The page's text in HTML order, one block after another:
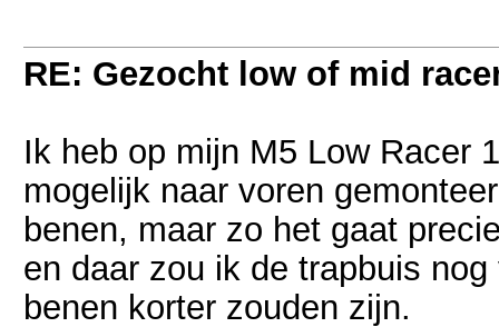
RE: Gezocht low of mid
Ik heb op mijn M5 Low Racer
mogelijk naar voren
benen, maar zo het gaat
en daar zou ik de trapbuis
benen korter zouden zijn.